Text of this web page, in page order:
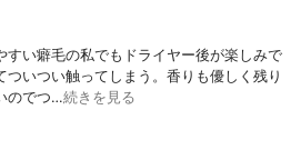
すい癖毛の私でもドライヤー後が楽しみで
ついつい触ってしまう。香りも優しく残り
のでつ…続きを見る